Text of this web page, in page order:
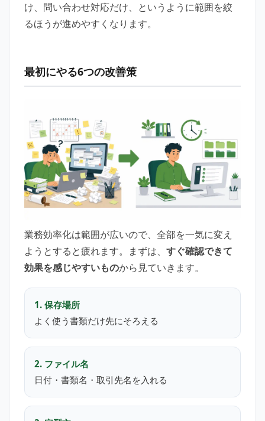
け、問い合わせ対応だけ、というように範囲を絞
るほうが進めやすくなります。
最初にやる6つの改善策
業務効率化は範囲が広いので、全部を一気に変え
ようとすると疲れます。まずは、 すぐ確認できて
効果を感じやすいものから見ていきます。
1. 保存場所
よく使う書類だけ先にそろえる
2. ファイル名
日付・書類名・取引先名を入れる